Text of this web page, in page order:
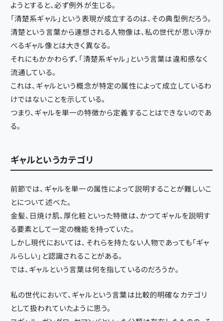
ようとすると、必ず例外が生じる。
「清楚系ギャル」という表現が成立するのは、その典型例だろう。
清楚という言葉から連想される人物像は、私の世代が思い浮か
べるギャル像とは大きく異なる。
それにもかかわらず、「清楚系ギャル」という言葉は違和感なく
流通している。
これは、ギャルという概念が特定の属性によって成立しているわ
けではないことを示している。
つまり、ギャルを単一の特徴から定義することはできないのであ
る。
ギャルというカテゴリ
前節では、ギャルを単一の属性によって説明することが難しいこ
とについて述べた。
金髪、日焼け肌、厚化粧といった特徴は、かつてギャルを説明す
る要素として一定の機能を持っていた。
しかし現代においては、それらを持たない人物であっても「ギャ
ルらしい」と認識されることがある。
では、ギャルという言葉は何を指しているのだろうか。
私の世代において、ギャルという言葉は比較的明確なカテゴリ
として扱われていたように思う。